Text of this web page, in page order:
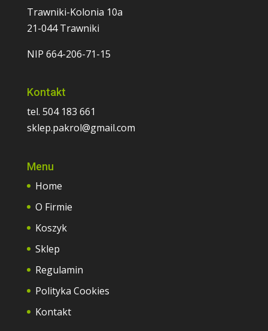
Trawniki-Kolonia 10a
21-044 Trawniki
NIP 664-206-71-15
Kontakt
tel. 504 183 661
sklep.pakrol@gmail.com
Menu
Home
O Firmie
Koszyk
Sklep
Regulamin
Polityka Cookies
Kontakt